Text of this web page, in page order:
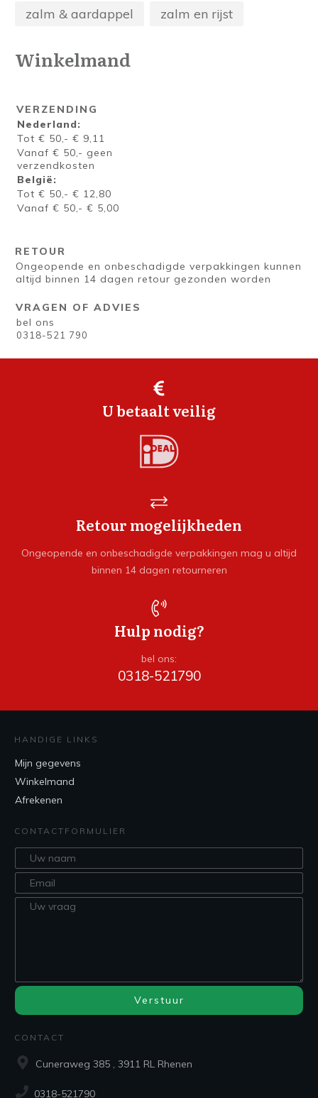
zalm & aardappel
zalm en rijst
Winkelmand
VERZENDING
Nederland:
Tot € 50,- € 9,11
Vanaf € 50,- geen
verzendkosten
België:
Tot € 50,- € 12,80
Vanaf € 50,- € 5,00
RETOUR
Ongeopende en onbeschadigde verpakkingen kunnen
altijd binnen 14 dagen retour gezonden worden
VRAGEN OF ADVIES
bel ons
0318-521 790
U betaalt veilig
Retour mogelijkheden
Ongeopende en onbeschadigde verpakkingen mag u altijd
binnen 14 dagen retourneren
Hulp nodig?
bel ons:
0318-521790
HANDIGE LINKS
Mijn gegevens
Winkelmand
Afrekenen
CONTACTFORMULIER
Verstuur
CONTACT
Cuneraweg 385 , 3911 RL Rhenen
0318-521790